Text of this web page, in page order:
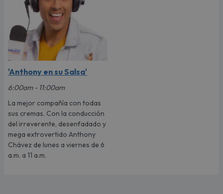
'Anthony en su Salsa'
6:00am - 11:00am
La mejor compañía con todas
sus cremas. Con la conducción
del irreverente, desenfadado y
mega extrovertido Anthony
Chávez de lunes a viernes de 6
a.m. a 11 a.m.